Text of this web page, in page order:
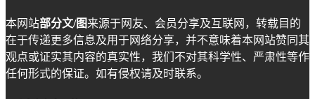
本网站部分文/图来源于网友、会员分享及互联网，转载目的
在于传递更多信息及用于网络分享，并不意味着本网站赞同其
观点或证实其内容的真实性，我们不对其科学性、严肃性等作
任何形式的保证。如有侵权请及时联系。